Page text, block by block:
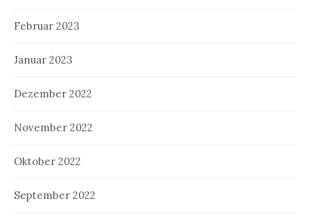
Februar 2023
Januar 2023
Dezember 2022
November 2022
Oktober 2022
September 2022